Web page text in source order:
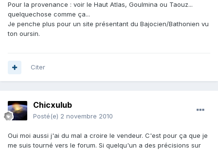
Pour la provenance : voir le Haut Atlas, Goulmina ou Taouz...
quelquechose comme ça...
Je penche plus pour un site présentant du Bajocien/Bathonien vu
ton oursin.
Citer
Chicxulub
Posté(e) 2 novembre 2010
Oui moi aussi j'ai du mal a croire le vendeur. C'est pour ça que je
me suis tourné vers le forum. Si quelqu'un a des précisions sur